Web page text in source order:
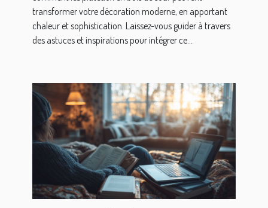
transformer votre décoration moderne, en apportant
chaleur et sophistication. Laissez-vous guider à travers
des astuces et inspirations pour intégrer ce...